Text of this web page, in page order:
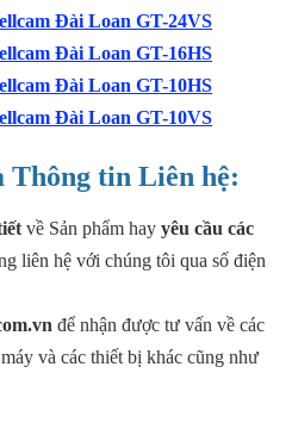
Đài Loan GT-24VS
Đài Loan GT-16HS
Đài Loan GT-10HS
Đài Loan GT-10VS
Thông tin Liên hệ:
về Sản phẩm hay yêu cầu các
liên hệ với chúng tôi qua số điện
để nhận được tư vấn về các
và các thiết bị khác cũng như